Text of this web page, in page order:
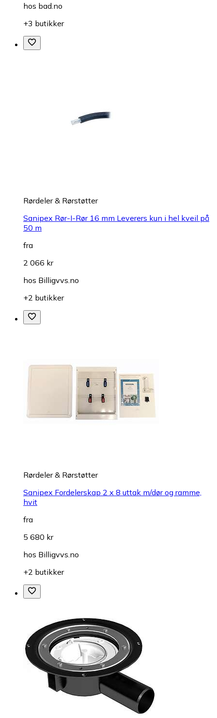
hos bad.no
+3 butikker
Rørdeler & Rørstøtter
Sanipex Rør-I-Rør 16 mm Leverers kun i hel kveil på
50 m
fra
2 066 kr
hos Billigvvs.no
+2 butikker
Rørdeler & Rørstøtter
Sanipex Fordelerskap 2 x 8 uttak m/dør og ramme,
hvit
fra
5 680 kr
hos Billigvvs.no
+2 butikker